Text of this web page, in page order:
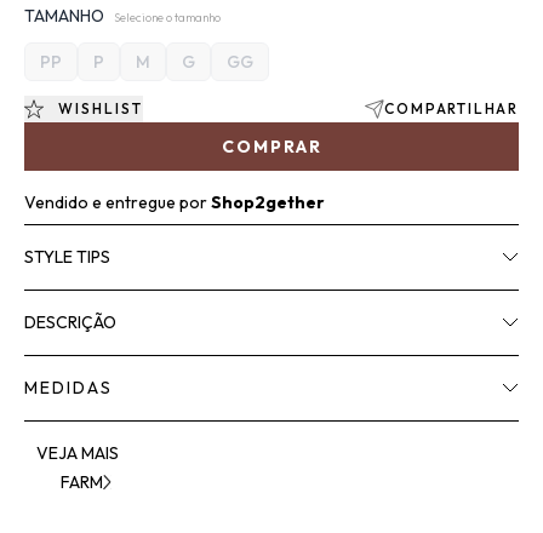
TAMANHO Selecione o tamanho
PP P M G GG
COMPRAR
WISHLIST COMPARTILHAR
Vendido e entregue porShop2gether
STYLE TIPS
DESCRIÇÃO
MEDIDAS
VEJA MAIS
FARM